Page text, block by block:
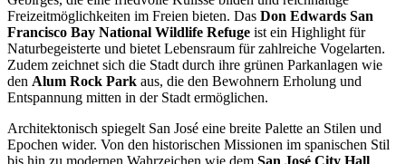
Freizeitmöglichkeiten im Freien bieten. Das Don Edwards San
Francisco Bay National Wildlife Refuge ist ein Highlight für
Naturbegeisterte und bietet Lebensraum für zahlreiche Vogelarten.
Zudem zeichnet sich die Stadt durch ihre grünen Parkanlagen wie
den Alum Rock Park aus, die den Bewohnern Erholung und
Entspannung mitten in der Stadt ermöglichen.
Architektonisch spiegelt San José eine breite Palette an Stilen und
Epochen wider. Von den historischen Missionen im spanischen Stil
bis hin zu modernen Wahrzeichen wie dem San José City Hall,